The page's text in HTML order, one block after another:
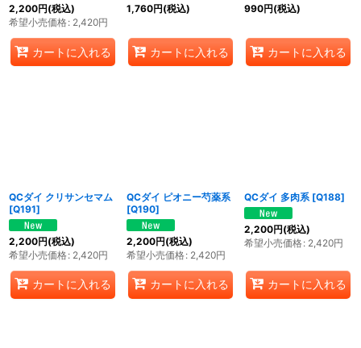
2,200円(税込)
希望小売価格: 2,420円
カートに入れる
1,760円(税込)
カートに入れる
990円(税込)
カートに入れる
QCダイ クリサンセマム
[Q191]
2,200円(税込)
希望小売価格: 2,420円
カートに入れる
QCダイ ピオニー芍薬系
[Q190]
2,200円(税込)
希望小売価格: 2,420円
カートに入れる
QCダイ 多肉系 [Q188]
2,200円(税込)
希望小売価格: 2,420円
カートに入れる